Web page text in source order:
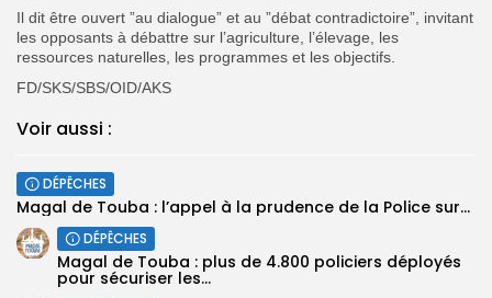
Il dit être ouvert ”au dialogue” et au ”débat contradictoire”, invitant
les opposants à débattre sur l’agriculture, l’élevage, les
ressources naturelles, les programmes et les objectifs.
FD/SKS/SBS/OID/AKS
Voir aussi :
DÉPÊCHES
Magal de Touba : l’appel à la prudence de la Police sur...
DÉPÊCHES
Magal de Touba : plus de 4.800 policiers déployés
pour sécuriser les...